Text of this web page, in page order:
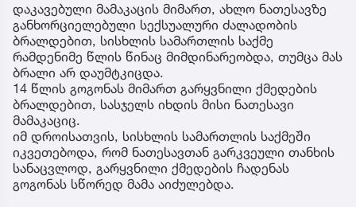
დაკავებული მამაკაცის მიმართ, ახლო ნათესავზე
განხორციელებული სექსუალური ძალადობის
ბრალდებით, სისხლის სამართლის საქმე
რამდენიმე წლის წინაც მიმდინარეობდა, თუმცა მას
ბრალი არ დაუმტკიცდა.
14 წლის გოგონას მიმართ გარყვნილი ქმედების
ბრალდებით, სასჯელს იხდის მისი ნათესავი
მამაკაციც.
იმ დროისათვის, სისხლის სამართლის საქმეში
იკვეთებოდა, რომ ნათესავთან გარკვეული თანხის
სანაცვლოდ, გარყვნილი ქმედების ჩადენას
გოგონას სწორედ მამა აიძულებდა.